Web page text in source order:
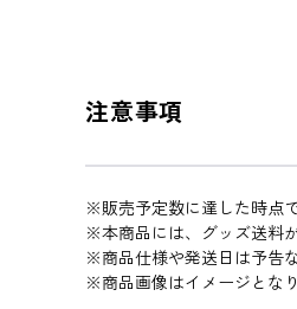
注意事項
※販売予定数に達した時点
※本商品には、グッズ送料
※商品仕様や発送日は予告
※商品画像はイメージとな